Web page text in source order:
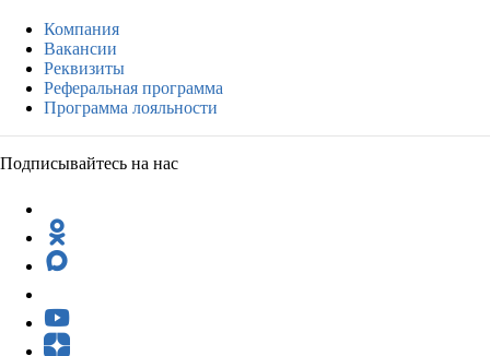
Компания
Вакансии
Реквизиты
Реферальная программа
Программа лояльности
Подписывайтесь на нас